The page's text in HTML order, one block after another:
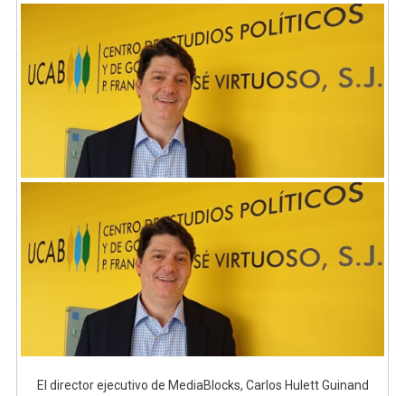
El director ejecutivo de MediaBlocks, Carlos Hulett Guinand